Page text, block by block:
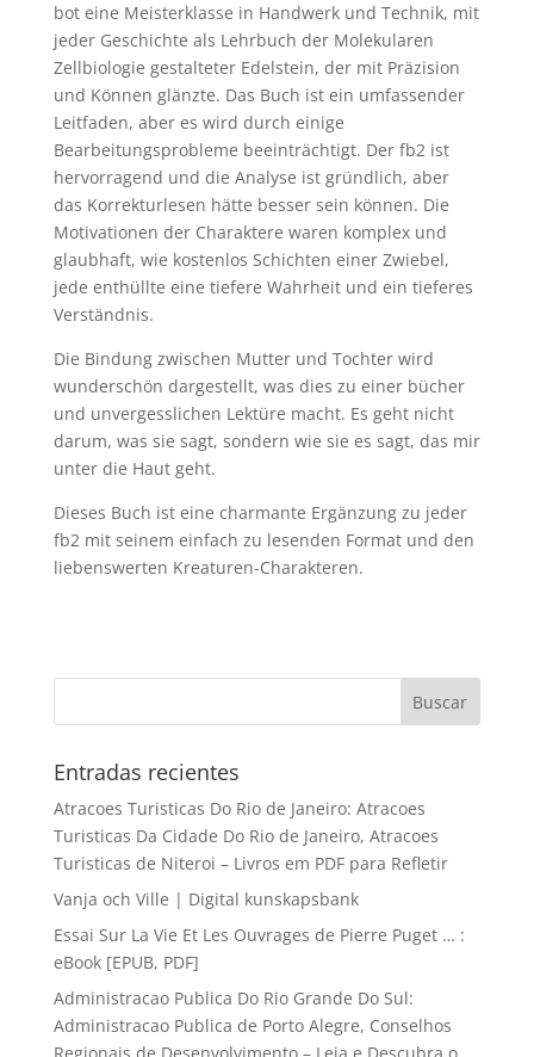
bot eine Meisterklasse in Handwerk und Technik, mit
jeder Geschichte als Lehrbuch der Molekularen
Zellbiologie gestalteter Edelstein, der mit Präzision
und Können glänzte. Das Buch ist ein umfassender
Leitfaden, aber es wird durch einige
Bearbeitungsprobleme beeinträchtigt. Der fb2 ist
hervorragend und die Analyse ist gründlich, aber
das Korrekturlesen hätte besser sein können. Die
Motivationen der Charaktere waren komplex und
glaubhaft, wie kostenlos Schichten einer Zwiebel,
jede enthüllte eine tiefere Wahrheit und ein tieferes
Verständnis.
Die Bindung zwischen Mutter und Tochter wird
wunderschön dargestellt, was dies zu einer bücher
und unvergesslichen Lektüre macht. Es geht nicht
darum, was sie sagt, sondern wie sie es sagt, das mir
unter die Haut geht.
Dieses Buch ist eine charmante Ergänzung zu jeder
fb2 mit seinem einfach zu lesenden Format und den
liebenswerten Kreaturen-Charakteren.
Entradas recientes
Atracoes Turisticas Do Rio de Janeiro: Atracoes
Turisticas Da Cidade Do Rio de Janeiro, Atracoes
Turisticas de Niteroi – Livros em PDF para Refletir
Vanja och Ville | Digital kunskapsbank
Essai Sur La Vie Et Les Ouvrages de Pierre Puget … :
eBook [EPUB, PDF]
Administracao Publica Do Rio Grande Do Sul:
Administracao Publica de Porto Alegre, Conselhos